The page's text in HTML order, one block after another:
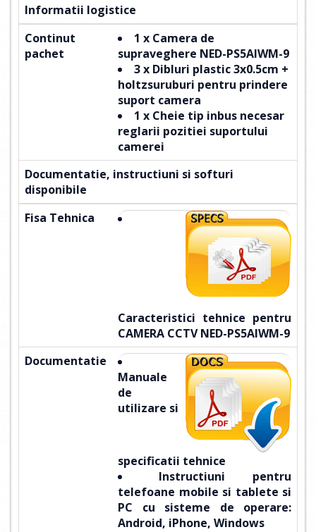
Informatii logistice
Continut
pachet
1 x Camera de
supraveghere NED-PS5AIWM-9
3 x Dibluri plastic 3x0.5cm +
holtzsuruburi pentru prindere
suport camera
1 x Cheie tip inbus necesar
reglarii pozitiei suportului
camerei
Documentatie, instructiuni si softuri
disponibile
Fisa Tehnica
Caracteristici tehnice pentru
CAMERA CCTV NED-PS5AIWM-9
Documentatie
Manuale
de
utilizare si
specificatii tehnice
Instructiuni pentru
telefoane mobile si tablete si
PC cu sisteme de operare:
Android, iPhone, Windows